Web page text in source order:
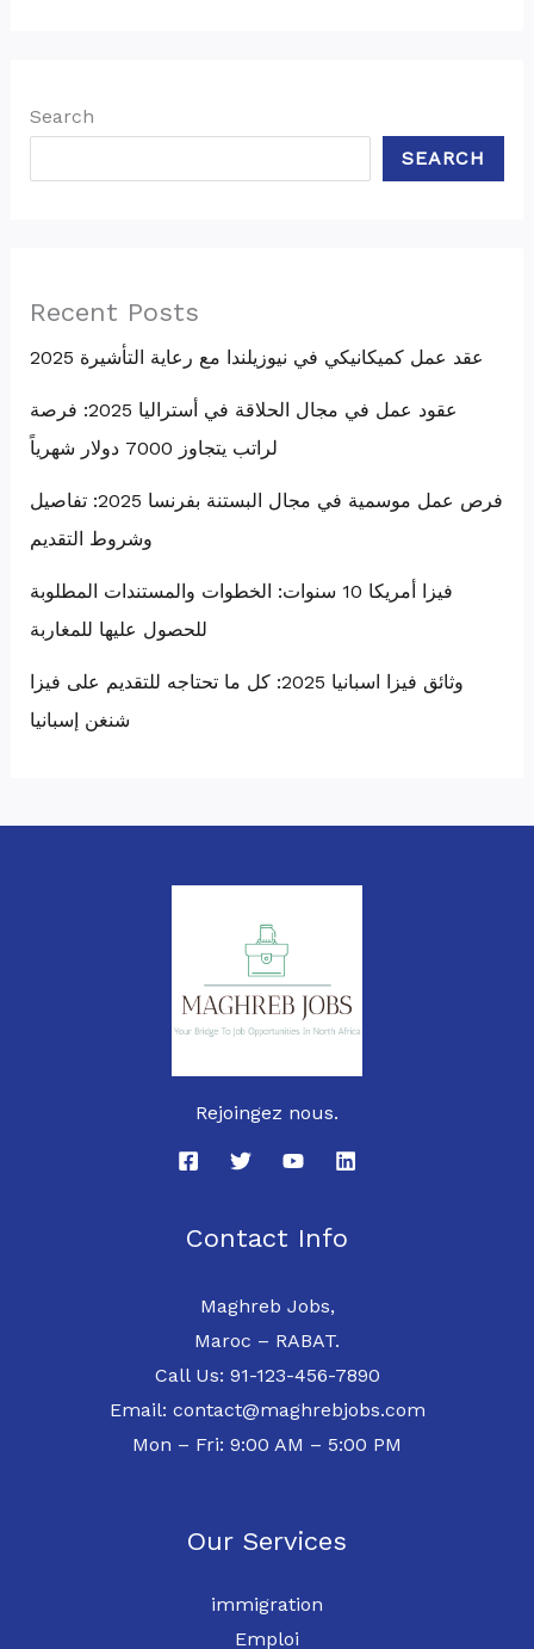
Search
SEARCH
Recent Posts
عقد عمل كميكانيكي في نيوزيلندا مع رعاية التأشيرة 2025
عقود عمل في مجال الحلاقة في أستراليا 2025: فرصة
لراتب يتجاوز 7000 دولار شهرياً
فرص عمل موسمية في مجال البستنة بفرنسا 2025: تفاصيل
وشروط التقديم
فيزا أمريكا 10 سنوات: الخطوات والمستندات المطلوبة
للحصول عليها للمغاربة
وثائق فيزا اسبانيا 2025: كل ما تحتاجه للتقديم على فيزا
شنغن إسبانيا
Rejoingez nous.
Contact Info
Maghreb Jobs,
Maroc – RABAT.
Call Us: 91-123-456-7890
Email: contact@maghrebjobs.com
Mon – Fri: 9:00 AM – 5:00 PM
Our Services
immigration
Emploi